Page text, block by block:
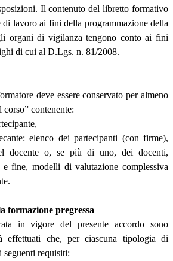
Il contenuto del libretto formativo
di lavoro ai fini della programmazione della
organi di vigilanza tengono conto ai fini
di cui al D.Lgs. n. 81/2008.
deve essere conservato per almeno
contenente:
elenco dei partecipanti (con firme),
docente o, se più di uno, dei docenti,
fine, modelli di valutazione complessiva
formazione pregressa
in vigore del presente accordo sono
effettuati che, per ciascuna tipologia di
seguenti requisiti: